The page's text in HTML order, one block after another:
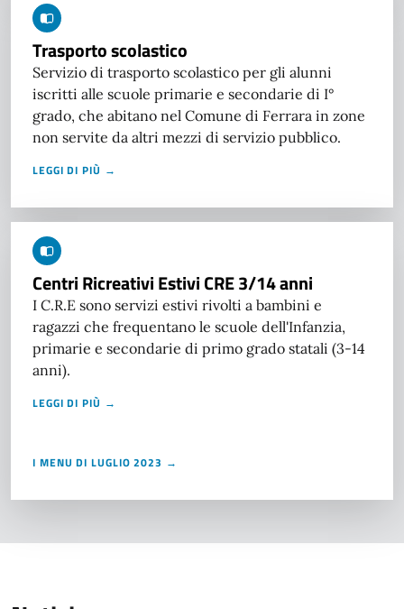
Trasporto scolastico
Servizio di trasporto scolastico per gli alunni
iscritti alle scuole primarie e secondarie di I°
grado, che abitano nel Comune di Ferrara in zone
non servite da altri mezzi di servizio pubblico.
LEGGI DI PIÙ →
Centri Ricreativi Estivi CRE 3/14 anni
I C.R.E sono servizi estivi rivolti a bambini e
ragazzi che frequentano le scuole dell'Infanzia,
primarie e secondarie di primo grado statali (3-14
anni).
LEGGI DI PIÙ →
I MENU DI LUGLIO 2023 →